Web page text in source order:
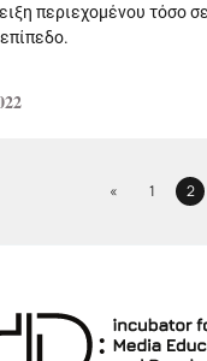
περιεχομένου τόσο
«PreviousPage
1 2